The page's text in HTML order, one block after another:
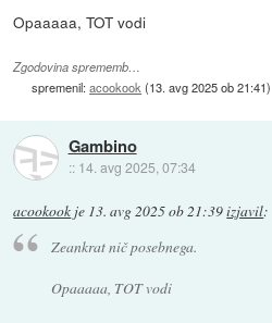
Opaaaaa, TOT vodi
Zgodovina sprememb…
spremenil:acookook (13. avg 2025 ob 21:41)
Gambino
:: 14. avg 2025, 07:34
acookook je 13. avg 2025 ob 21:39izjavil:
Zeankrat nič posebnega.
Opaaaaa, TOT vodi